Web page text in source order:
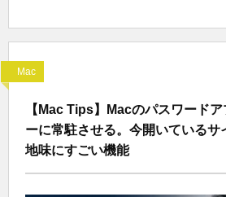
Mac
【Mac Tips】Macのパスワード
ーに常駐させる。今開いているサ
地味にすごい機能